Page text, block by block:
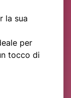
la sua
per
tocco di